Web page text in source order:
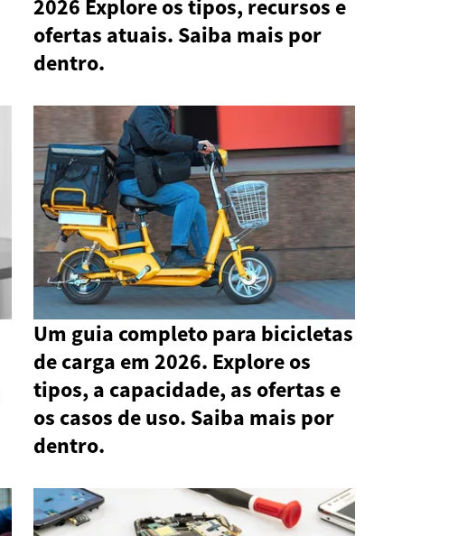
2026 Explore os tipos, recursos e
ofertas atuais. Saiba mais por
dentro.
Um guia completo para bicicletas
de carga em 2026. Explore os
tipos, a capacidade, as ofertas e
os casos de uso. Saiba mais por
dentro.